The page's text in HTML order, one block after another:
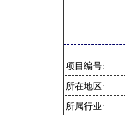
项目编号:
所在地区:
所属行业: